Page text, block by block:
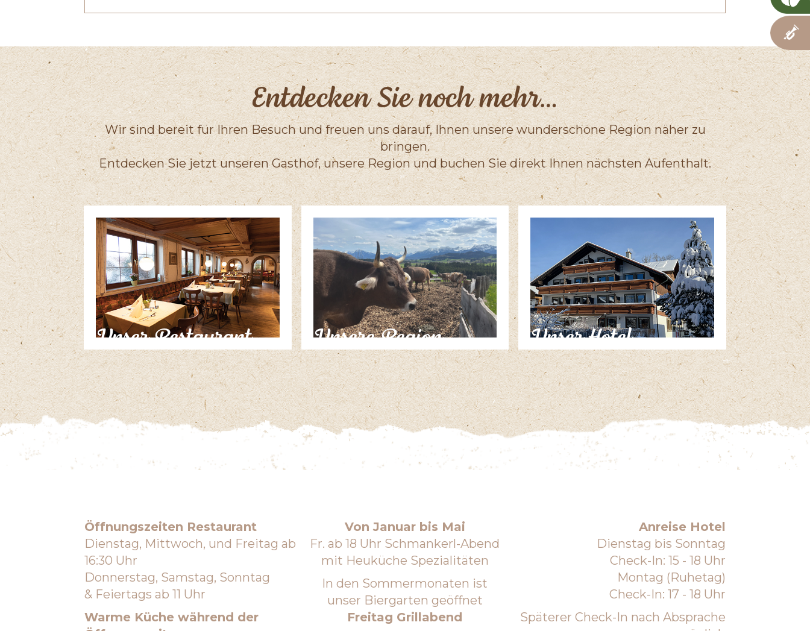
Entdecken Sie noch mehr…
Wir sind bereit für Ihren Besuch und freuen uns darauf, Ihnen unsere wunderschöne Region näher zu
bringen.
Entdecken Sie jetzt unseren Gasthof, unsere Region und buchen Sie direkt Ihnen nächsten Aufenthalt.
Unser Restaurant Unsere Region Unser Hotel
Öffnungszeiten Restaurant
Dienstag, Mittwoch, und Freitag ab
16:30 Uhr
Donnerstag, Samstag, Sonntag
& Feiertags ab 11 Uhr
Warme Küche während der
Von Januar bis Mai
Fr. ab 18 Uhr Schmankerl-Abend
mit Heuküche Spezialitäten
In den Sommermonaten ist
unser Biergarten geöffnet
Freitag Grillabend
Anreise Hotel
Dienstag bis Sonntag
Check-In: 15 - 18 Uhr
Montag (Ruhetag)
Check-In: 17 - 18 Uhr
Späterer Check-In nach Absprache